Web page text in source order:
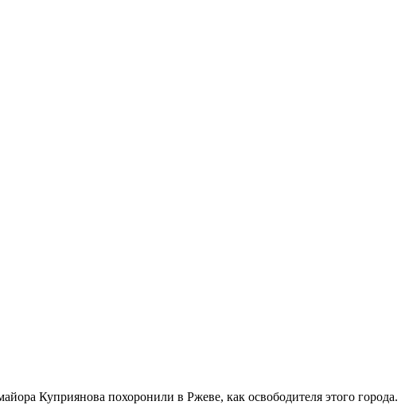
Куприянова похоронили в Ржеве, как освободителя этого города.